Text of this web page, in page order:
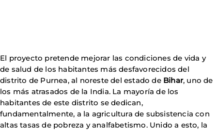
El proyecto pretende mejorar las condiciones de vida y
de salud de los habitantes más desfavorecidos del
distrito de Purnea, al noreste del estado de Bihar, uno de
los más atrasados de la India. La mayoría de los
habitantes de este distrito se dedican,
fundamentalmente, a la agricultura de subsistencia con
altas tasas de pobreza y analfabetismo. Unido a esto, la